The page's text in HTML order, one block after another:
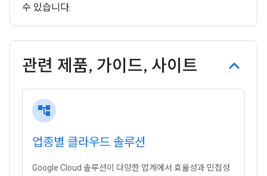
수 있습니다.
관련 제품, 가이드, 사이트
account_tree
업종별 클라우드 솔루션
Google Cloud 솔루션이 다양한 업계에서 효율성과 민첩성